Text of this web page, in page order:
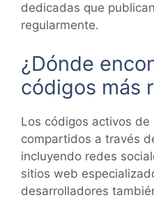
dedicadas que
regularmente.
¿Dónde
códigos más
Los códigos activos
compartidos a través
incluyendo redes
sitios web
desarrolladores